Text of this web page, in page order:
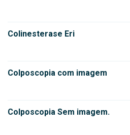
Colinesterase Eri
Colposcopia com imagem
Colposcopia Sem imagem.